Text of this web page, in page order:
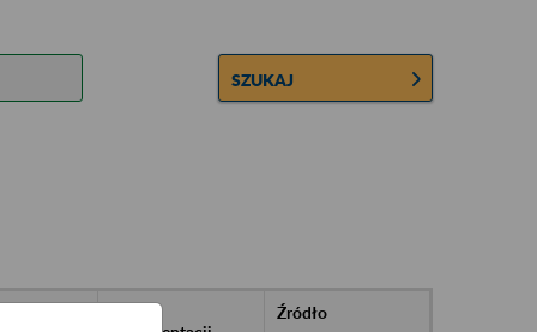
SZUKAJ
Rodzaj
Źródło